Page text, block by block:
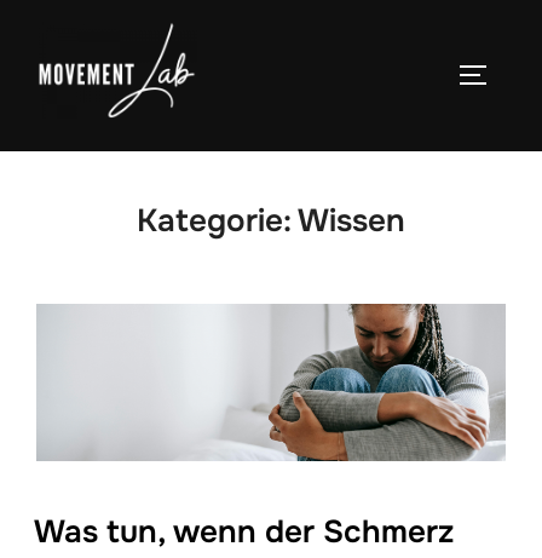
springen
Kategorie:Wissen
Was tun, wenn der Schmerz